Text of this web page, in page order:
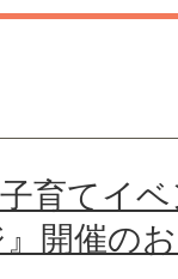
育てイ
』開催の